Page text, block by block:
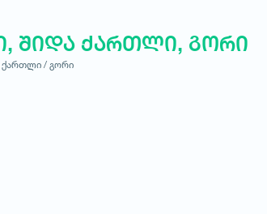
შიდა ქართლი, გორი
ქართლი / გორი